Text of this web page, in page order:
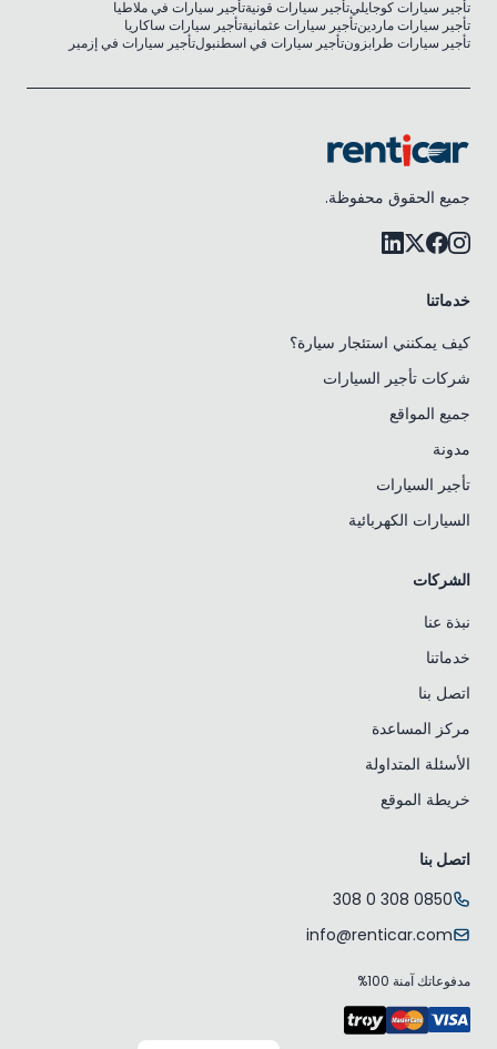
تأجير سيارات كوجايليتأجير سيارات قونيةتأجير سيارات في ملاطيا
تأجير سيارات ماردينتأجير سيارات عثمانيةتأجير سيارات ساكاريا
تأجير سيارات طرابزونتأجير سيارات في اسطنبولتأجير سيارات في إزمير
جميع الحقوق محفوظة.
خدماتنا
كيف يمكنني استئجار سيارة؟
شركات تأجير السيارات
جميع المواقع
مدونة
تأجير السيارات
السيارات الكهربائية
الشركات
نبذة عنا
خدماتنا
اتصل بنا
مركز المساعدة
الأسئلة المتداولة
خريطة الموقع
اتصل بنا
0850 308 0 308
info@renticar.com
مدفوعاتك آمنة 100%